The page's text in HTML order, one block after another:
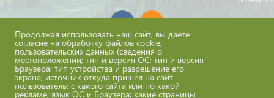
eco@eco29.ru
Продолжая использовать наш сайт, вы даете
согласие на обработку файлов cookie,
пользовательских данных (сведения о
местоположении; тип и версия ОС; тип и версия
Браузера; тип устройства и разрешение его
экрана; источник откуда пришел на сайт
пользователь; с какого сайта или по какой
рекламе; язык ОС и Браузера; какие страницы